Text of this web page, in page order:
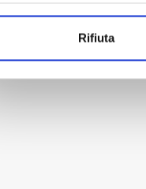
Identificare il tuo
digitali).
Rifiuta